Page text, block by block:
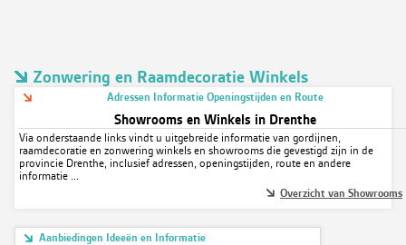
Zonwering en Raamdecoratie Winkels
Adressen Informatie Openingstijden en Route
Showrooms en Winkels in Drenthe
Via onderstaande links vindt u uitgebreide informatie van gordijnen,
raamdecoratie en zonwering winkels en showrooms die gevestigd zijn in de
provincie Drenthe, inclusief adressen, openingstijden, route en andere
informatie ...
Overzicht van Showrooms
Aanbiedingen Ideeën en Informatie